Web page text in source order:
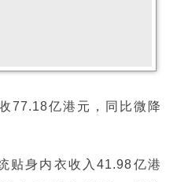
77.18亿港元，同比微降
贴身内衣收入41.98亿港